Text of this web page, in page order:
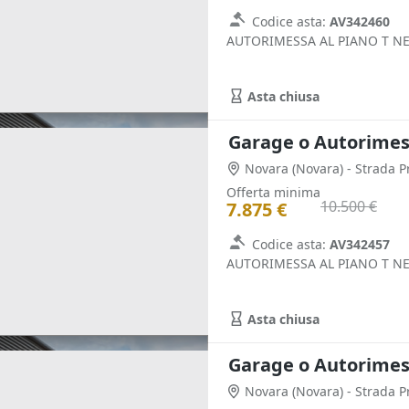
Codice asta: AV342460
AUTORIMESSA AL PIANO T
Asta chiusa
Garage o
Novara (Novara) - Strada
Offerta minima
7.875 € 10.500 €
Codice asta: AV342457
AUTORIMESSA AL PIANO T
Asta chiusa
Garage o
Novara (Novara) - Strada